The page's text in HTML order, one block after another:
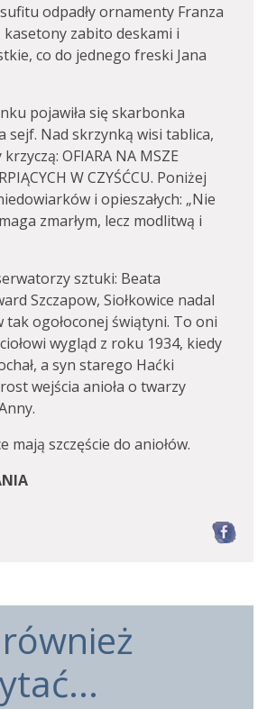
odpadły ornamenty Franza
kasetony zabito deskami i
co do jednego freski Jana
pojawiła się skarbonka
sejf. Nad skrzynką wisi tablica,
OFIARA NA MSZE
W CZYŚĆCU. Poniżej
i opieszałych: „Nie
zmarłym, lecz modlitwą i
sztuki: Beata
Szczapow, Siołkowice nadal
tak ogołoconej świątyni. To oni
wygląd z roku 1934, kiedy
a syn starego Haćki
wejścia anioła o twarzy
mają szczęście do aniołów.